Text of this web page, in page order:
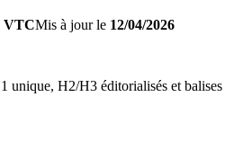
VTCMis à jour le 12/04/2026
unique, H2/H3 éditorialisés et balises